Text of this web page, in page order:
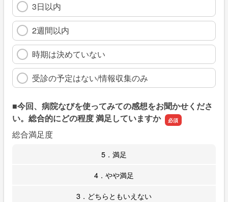
3日以内
2週間以内
時期は決めていない
受診の予定はない/情報収集のみ
■今回、病院なびを使ってみての感想をお聞かせくださ
い。総合的にどの程度 満足していますか
総合満足度
5．満足
4．やや満足
3．どちらともいえない